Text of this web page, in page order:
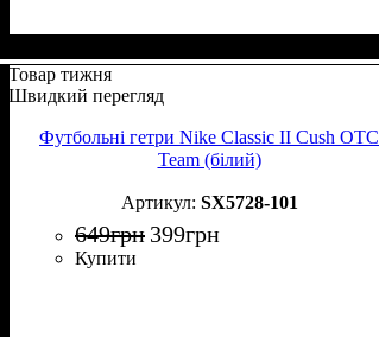
Товар тижня
Швидкий перегляд
Футбольні гетри Nike Classic II Cush OTC
Team (білий)
SX5728-101
649грн 399грн
Купити